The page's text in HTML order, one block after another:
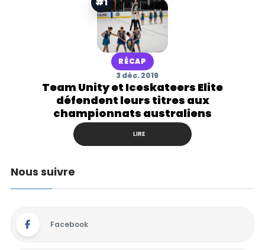
RÉCAP
3 déc. 2019
Team Unity et Iceskateers Elite
défendent leurs titres aux
championnats australiens
LIRE
Nous suivre
Facebook